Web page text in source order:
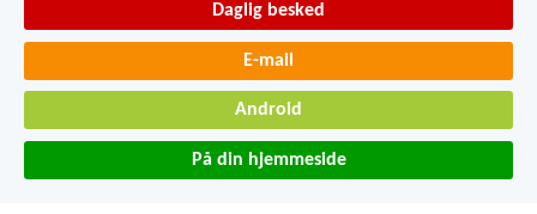
Daglig besked
E-mail
Android
På din hjemmeside